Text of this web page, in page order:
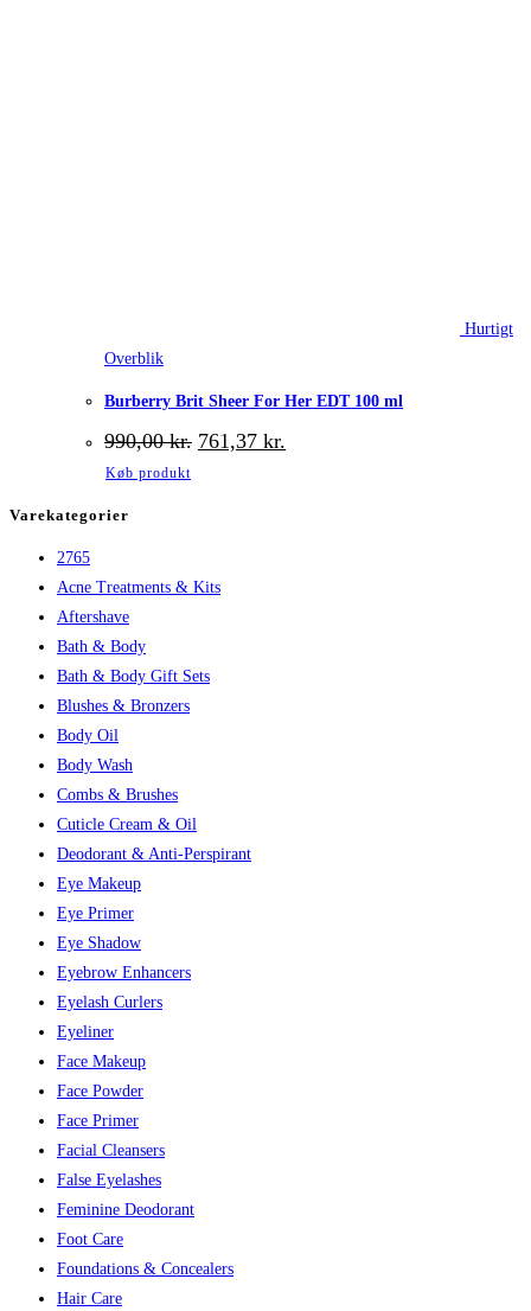
Hurtigt
Overblik
Burberry Brit Sheer For Her EDT 100 ml
990,00kr. Den
oprindelige
761,37 kr.
aktuelle
Køb produkt
Varekategorier
2765
Acne Treatments & Kits
Aftershave
Bath & Body
Bath & Body Gift Sets
Blushes & Bronzers
Body Oil
Body Wash
Combs & Brushes
Cuticle Cream & Oil
Deodorant & Anti-Perspirant
Eye Makeup
Eye Primer
Eye Shadow
Eyebrow Enhancers
Eyelash Curlers
Eyeliner
Face Makeup
Face Powder
Face Primer
Facial Cleansers
False Eyelashes
Feminine Deodorant
Foot Care
Foundations & Concealers
Hair Care